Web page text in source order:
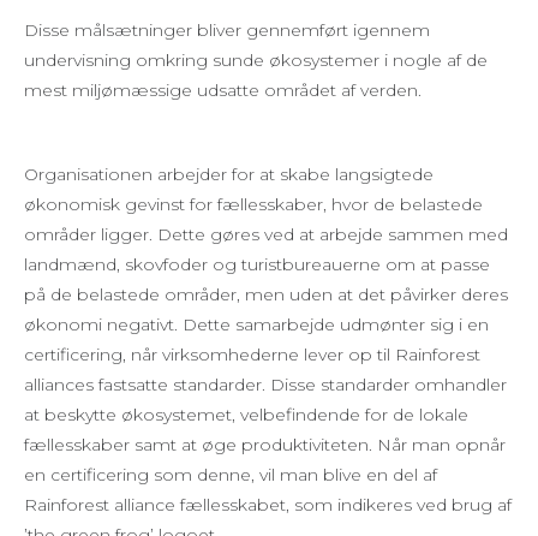
Disse målsætninger bliver gennemført igennem
undervisning omkring sunde økosystemer i nogle af de
mest miljømæssige udsatte området af verden.
Organisationen arbejder for at skabe langsigtede
økonomisk gevinst for fællesskaber, hvor de belastede
områder ligger. Dette gøres ved at arbejde sammen med
landmænd, skovfoder og turistbureauerne om at passe
på de belastede områder, men uden at det påvirker deres
økonomi negativt. Dette samarbejde udmønter sig i en
certificering, når virksomhederne lever op til Rainforest
alliances fastsatte standarder. Disse standarder omhandler
at beskytte økosystemet, velbefindende for de lokale
fællesskaber samt at øge produktiviteten. Når man opnår
en certificering som denne, vil man blive en del af
Rainforest alliance fællesskabet, som indikeres ved brug af